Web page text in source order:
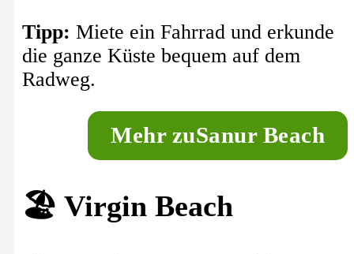
Tipp: Miete ein Fahrrad und erkunde
die ganze Küste bequem auf dem
Radweg.
Mehr zuSanur Beach
🏖️ Virgin Beach